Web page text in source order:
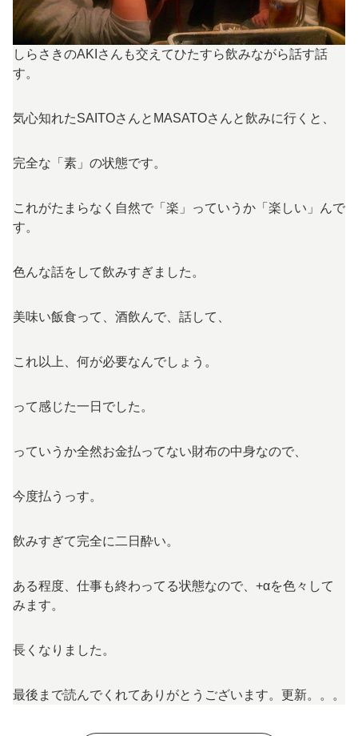
しらさきのAKIさんも交えてひたすら飲みながら話す話
す。
気心知れたSAITOさんとMASATOさんと飲みに行くと、
完全な「素」の状態です。
これがたまらなく自然で「楽」っていうか「楽しい」んで
す。
色んな話をして飲みすぎました。
美味い飯食って、酒飲んで、話して、
これ以上、何が必要なんでしょう。
って感じた一日でした。
っていうか全然お金払ってない財布の中身なので、
今度払うっす。
飲みすぎて完全に二日酔い。
ある程度、仕事も終わってる状態なので、+αを色々して
みます。
長くなりました。
最後まで読んでくれてありがとうございます。更新。。。